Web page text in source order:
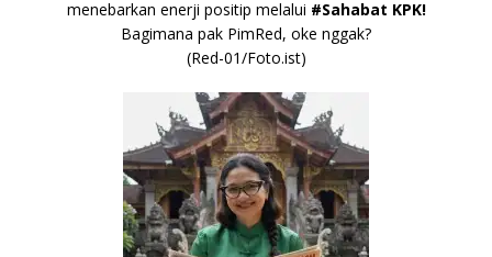
menebarkan enerji positip melalui #Sahabat KPK!
Bagimana pak PimRed, oke nggak?
(Red-01/Foto.ist)